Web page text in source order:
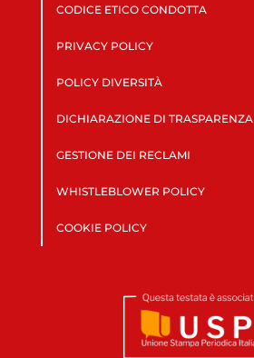
CODICE ETICO CONDOTTA
PRIVACY POLICY
POLICY DIVERSITÀ
DICHIARAZIONE DI TRASPARENZA
GESTIONE DEI RECLAMI
WHISTLEBLOWER POLICY
COOKIE POLICY